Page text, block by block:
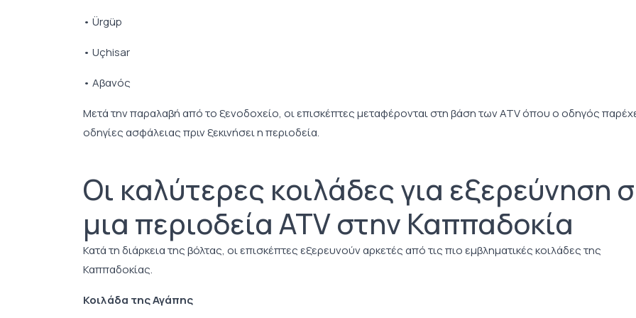
• Ürgüp
• Uçhisar
• Αβανός
Μετά την παραλαβή από το ξενοδοχείο, οι επισκέπτες μεταφέρονται στη βάση των ATV όπου ο οδηγός
οδηγίες ασφάλειας πριν ξεκινήσει η περιοδεία.
Οι καλύτερες κοιλάδες για εξερεύνηση
μια περιοδεία ATV στην Καππαδοκία
Κατά τη διάρκεια της βόλτας, οι επισκέπτες εξερευνούν αρκετές από τις πιο εμβληματικές κοιλάδες της
Καππαδοκίας.
Κοιλάδα της Αγάπης